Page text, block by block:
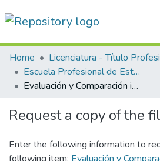
Communities & Collections
All of DSpace
Normativas
Home
Escuela Profesional de Estomatología
Evaluación y Comparación in vitro de la concentración de fluoruro en pastas dentales para adultos, en centros poblados del distrito de Abancay 2023
Request a copy of the
Enter the following information to